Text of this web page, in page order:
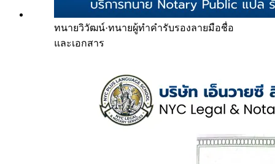
ทนายวิวัฒน์·ทนายผู้ทำคำรับรองลายมือชื่อ
และเอกสาร